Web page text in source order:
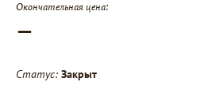
Окончательная цена:
—
Статус: Закрыт